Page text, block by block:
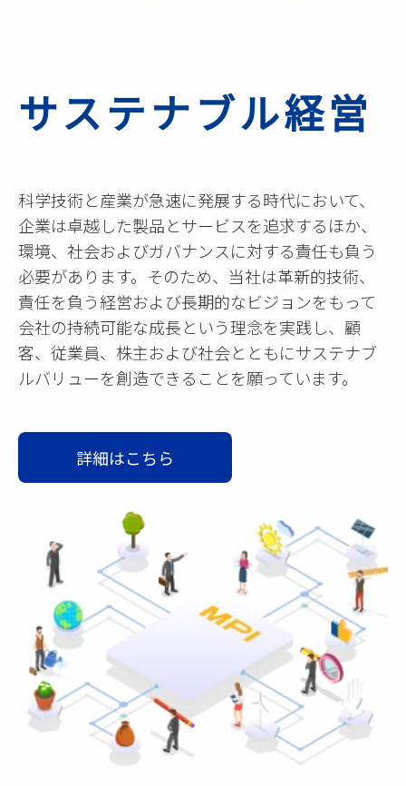
サステナブル経営
科学技術と産業が急速に発展する時代において、
企業は卓越した製品とサービスを追求するほか、
環境、社会およびガバナンスに対する責任も負う
必要があります。そのため、当社は革新的技術、
責任を負う経営および長期的なビジョンをもって
会社の持続可能な成長という理念を実践し、顧
客、従業員、株主および社会とともにサステナブ
ルバリューを創造できることを願っています。
詳細はこちら